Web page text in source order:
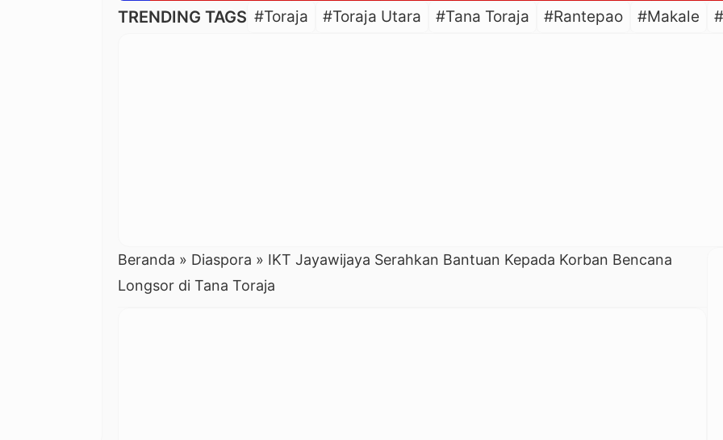
TRENDING TAGS #Toraja #Toraja Utara #Tana Toraja #Rantepao #Makale
Beranda » Diaspora » IKT Jayawijaya Serahkan Bantuan Kepada Korban Bencana
Longsor di Tana Toraja